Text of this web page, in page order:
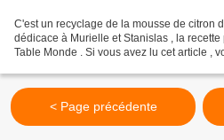
C'est un recyclage de la mousse de citron
dédicace à Murielle et Stanislas , la
Table Monde . Si vous avez lu cet article ,
< Page précédente